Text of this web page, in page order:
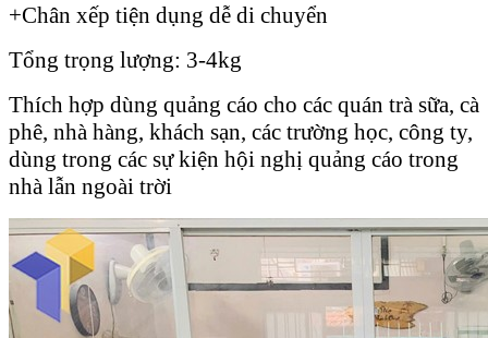
+Chân xếp tiện dụng dễ di chuyển
Tổng trọng lượng: 3-4kg
Thích hợp dùng quảng cáo cho các quán trà sữa, cà
phê, nhà hàng, khách sạn, các trường học, công ty,
dùng trong các sự kiện hội nghị quảng cáo trong
nhà lẫn ngoài trời